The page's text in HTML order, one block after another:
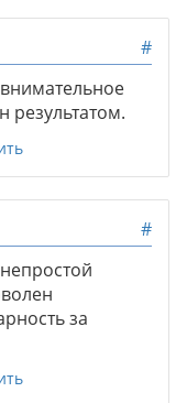
#
результатом.
#
за